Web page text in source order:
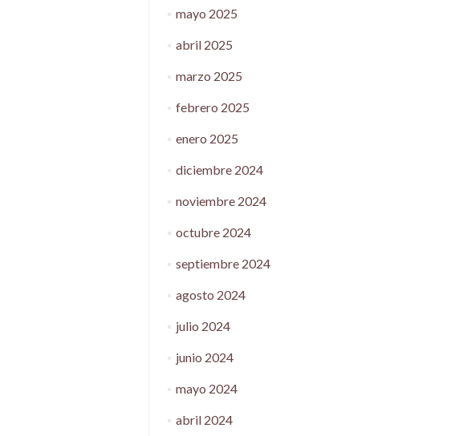
mayo 2025
abril 2025
marzo 2025
febrero 2025
enero 2025
diciembre 2024
noviembre 2024
octubre 2024
septiembre 2024
agosto 2024
julio 2024
junio 2024
mayo 2024
abril 2024